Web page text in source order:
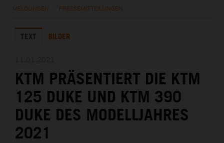
MEDIA
MELDUNGEN PRESSEMITTEILUNGEN
TEXT BILDER
KTM PRÄSENTIERT DIE KTM
125 DUKE UND KTM 390
DUKE DES MODELLJAHRES
2021